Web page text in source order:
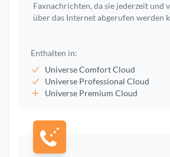
Faxnachrichten, da sie jederzeit und
über das Internet abgerufen werden
Enthalten in:
Universe Comfort Cloud
Universe Professional Cloud
Universe Premium Cloud